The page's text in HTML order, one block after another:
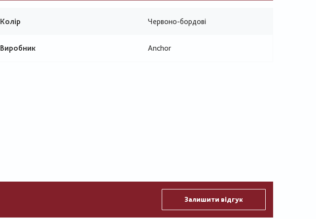
Колір Червоно-бордові
Виробник Anchor
Залишити відгук